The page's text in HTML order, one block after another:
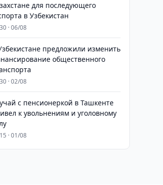
для последующего
в Узбекистан
· 06/08
предложили изменить
общественного
· 02/08
с пенсионеркой в Ташкенте
к увольнениям и уголовному
· 01/08